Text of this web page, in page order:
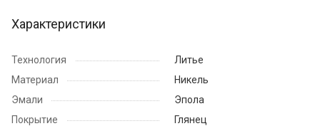
Характеристики
Технология
Литье
Материал
Никель
Эмали
Эпола
Покрытие
Глянец